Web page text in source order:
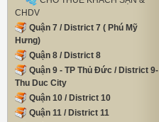
CHDV
Quận 7 / District 7 ( Phú Mỹ
Hưng)
Quận 8 / District 8
Quận 9 - TP Thủ Đức / District 9-
Thu Duc City
Quận 10 / District 10
Quận 11 / District 11